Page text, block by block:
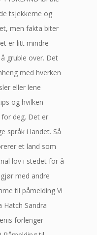
tsjekkerne og
men fakta biter
er litt mindre
gruble over. Det
med hverken
eller lene
og hvilken
deg. Det er
språk i landet. Så
et land som
lov i stedet for å
med andre
til påmelding Vi
Hatch Sandra
forlenger